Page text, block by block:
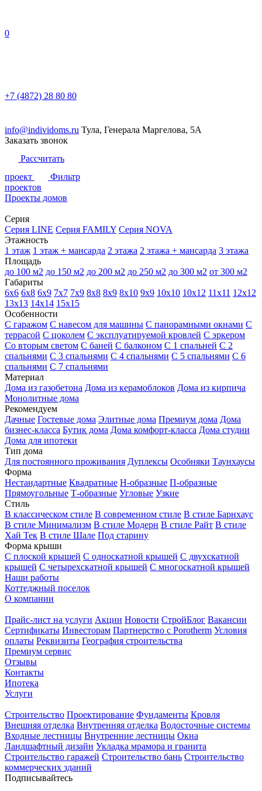
0
+7 (4872) 28 80 80
info@individoms.ru Тула, Генерала Маргелова, 5А
Заказать звонок
Рассчитать
проект
Фильтр
проектов
Проекты домов
Серия
Серия LINE Серия FAMILY Серия NOVA
Этажность
1 этаж 1 этаж + мансарда 2 этажа 2 этажа + мансарда 3 этажа
Площадь
до 100 м2 до 150 м2 до 200 м2 до 250 м2 до 300 м2 от 300 м2
Габариты
6х6 6х8 6х9 7х7 7х9 8х8 8х9 8х10 9х9 10х10 10х12 11х11 12х12
13х13 14х14 15х15
Особенности
С гаражом С навесом для машины С панорамными окнами С
террасой С цоколем С эксплуатируемой кровлей С эркером
Со вторым светом С баней С балконом С 1 спальней С 2
спальнями С 3 спальнями С 4 спальнями С 5 спальнями С 6
спальнями С 7 спальнями
Материал
Дома из газобетона Дома из керамоблоков Дома из кирпича
Монолитные дома
Рекомендуем
Дачные Гостевые дома Элитные дома Премиум дома Дома
бизнес-класса Бутик дома Дома комфорт-класса Дома студии
Дома для ипотеки
Тип дома
Для постоянного проживания Дуплексы Особняки Таунхаусы
Форма
Нестандартные Квадратные Н-образные П-образные
Прямоугольные Т-образные Угловые Узкие
Стиль
В классическом стиле В современном стиле В стиле Барнхаус
В стиле Минимализм В стиле Модерн В стиле Райт В стиле
Хай Тек В стиле Шале Под старину
Форма крыши
С плоской крышей С односкатной крышей С двухскатной
крышей С четырехскатной крышей С многоскатной крышей
Наши работы
Коттеджный поселок
О компании
Прайс-лист на услуги Акции Новости СтройБлог Вакансии
Сертификаты Инвесторам Партнерство с Porotherm Условия
оплаты Реквизиты География строительства
Премиум сервис
Отзывы
Контакты
Ипотека
Услуги
Строительство Проектирование Фундаменты Кровля
Внешняя отделка Внутренняя отделка Водосточные системы
Входные лестницы Внутренние лестницы Окна
Ландшафтный дизайн Укладка мрамора и гранита
Строительство гаражей Строительство бань Строительство
коммерческих зданий
Подписывайтесь